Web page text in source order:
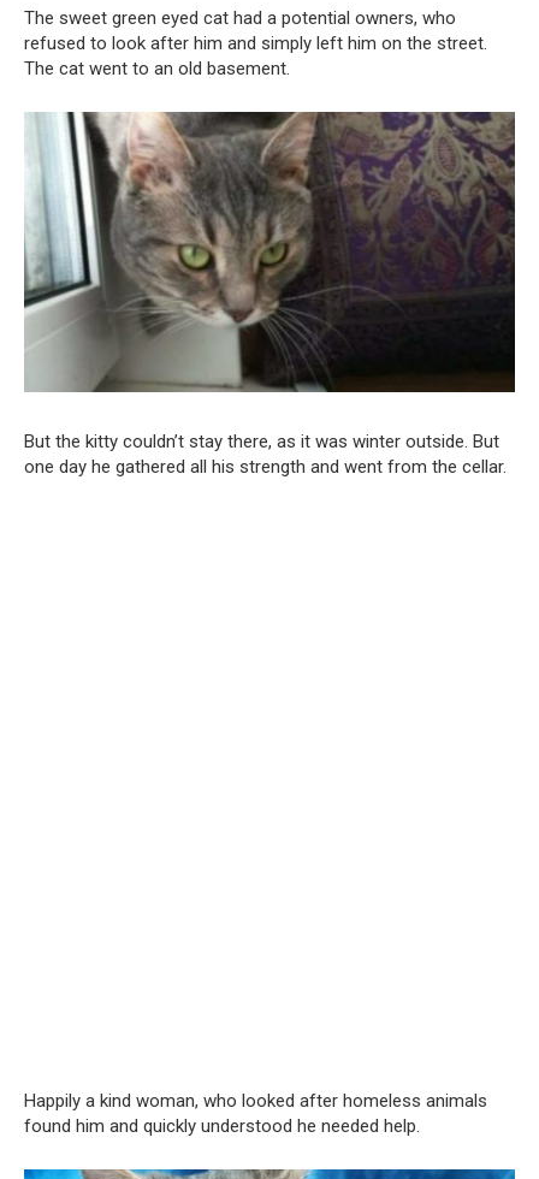
The sweet green eyed cat had a potential owners, who
refused to look after him and simply left him on the street.
The cat went to an old basement.
But the kitty couldn’t stay there, as it was winter outside. But
one day he gathered all his strength and went from the cellar.
Happily a kind woman, who looked after homeless animals
found him and quickly understood he needed help.